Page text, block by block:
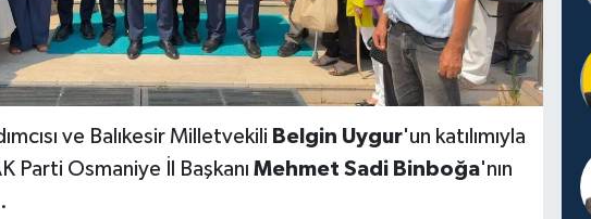
ve Balıkesir Milletvekili Belgin Uygur'un katılımıyla
Parti Osmaniye İl Başkanı Mehmet Sadi Binboğa'nın